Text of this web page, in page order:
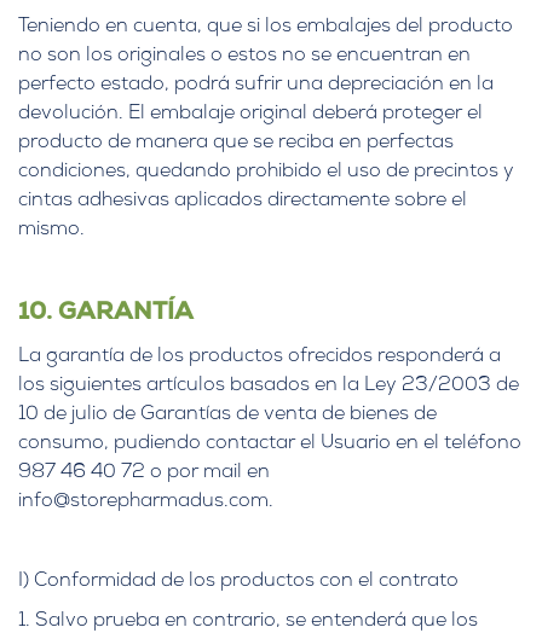
Teniendo en cuenta, que si los embalajes del producto
no son los originales o estos no se encuentran en
perfecto estado, podrá sufrir una depreciación en la
devolución. El embalaje original deberá proteger el
producto de manera que se reciba en perfectas
condiciones, quedando prohibido el uso de precintos y
cintas adhesivas aplicados directamente sobre el
mismo.
10. GARANTÍA
La garantía de los productos ofrecidos responderá a
los siguientes artículos basados en la Ley 23/2003 de
10 de julio de Garantías de venta de bienes de
consumo, pudiendo contactar el Usuario en el teléfono
987 46 40 72 o por mail en
info@storepharmadus.com.
I) Conformidad de los productos con el contrato
1. Salvo prueba en contrario, se entenderá que los